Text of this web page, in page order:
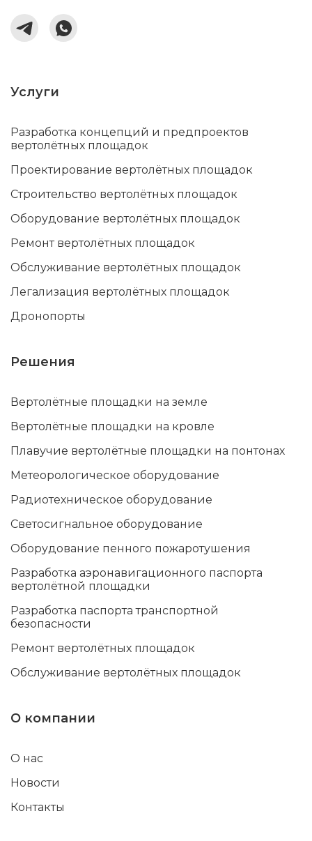
Услуги
Разработка концепций и предпроектов
вертолётных площадок
Проектирование вертолётных площадок
Строительство вертолётных площадок
Оборудование вертолётных площадок
Ремонт вертолётных площадок
Обслуживание вертолётных площадок
Легализация вертолётных площадок
Дронопорты
Решения
Вертолётные площадки на земле
Вертолётные площадки на кровле
Плавучие вертолётные площадки на понтонах
Метеорологическое оборудование
Радиотехническое оборудование
Светосигнальное оборудование
Оборудование пенного пожаротушения
Разработка аэронавигационного паспорта
вертолётной площадки
Разработка паспорта транспортной
безопасности
Ремонт вертолётных площадок
Обслуживание вертолётных площадок
О компании
О нас
Новости
Контакты